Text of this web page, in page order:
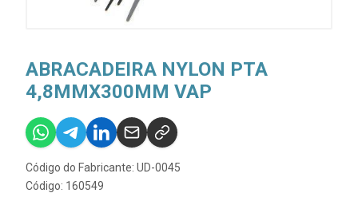
ABRACADEIRA NYLON PTA
4,8MMX300MM VAP
Código do Fabricante: UD-0045
Código: 160549